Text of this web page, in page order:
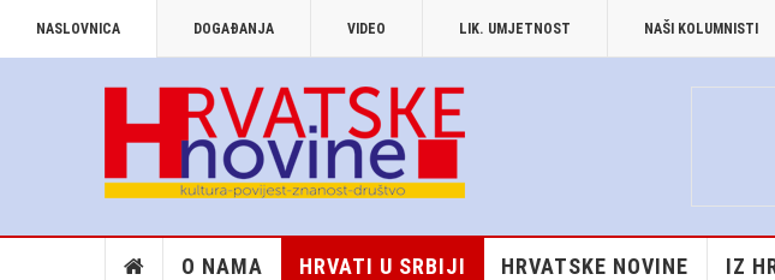
NASLOVNICA DOGAĐANJA VIDEO LIK. UMJETNOST NAŠI KOLUMNISTI
O NAMA HRVATI U SRBIJI HRVATSKE NOVINE IZ